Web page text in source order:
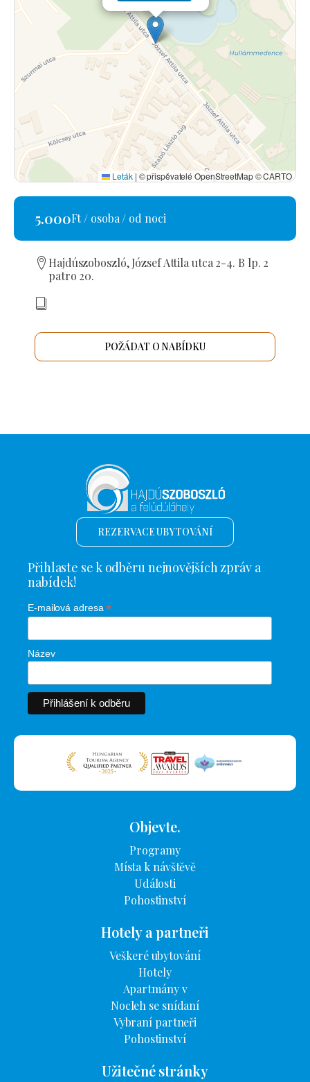
Leták | © přispěvatelé OpenStreetMap © CARTO
5.000Ft / osoba / od noci
Hajdúszoboszló, József Attila utca 2-4. B lp. 2
patro 20.
POŽÁDAT O NABÍDKU
REZERVACE UBYTOVÁNÍ
Přihlaste se k odběru nejnovějších zpráv a
nabídek!
E-mailová adresa*
Název
Objevte.
Programy
Místa k návštěvě
Události
Pohostinství
Hotely a partneři
Veškeré ubytování
Hotely
Apartmány v
Nocleh se snídaní
Vybraní partneři
Pohostinství
Užitečné stránky